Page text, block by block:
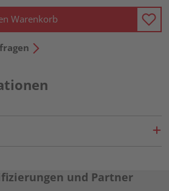
Warenkorb
und Partner